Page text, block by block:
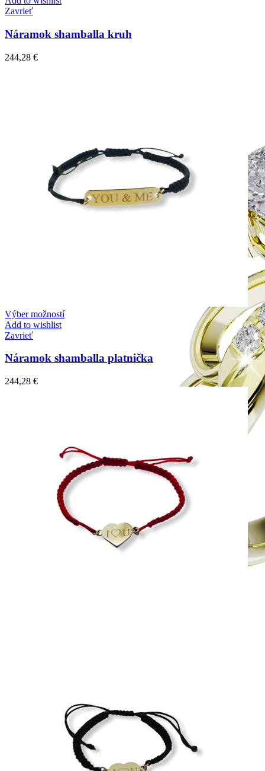
Crown Beauty
Zásnubné prstne z kolekcie Crown Beauty.
Zavrieť
Náramok shamballa kruh
244,28 €
Výber možností
Add to wishlist
Zavrieť
Náramok shamballa platnička
244,28 €